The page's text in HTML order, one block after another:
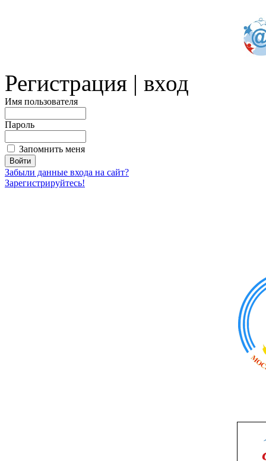
Регистрация | вход
Имя пользователя
Пароль
Запомнить меня
Забыли данные входа на сайт?
Зарегистрируйтесь!